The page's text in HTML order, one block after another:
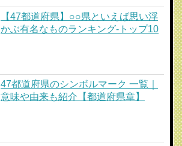
【47都道府県】○○県といえば思い浮
かぶ有名なものランキング-トップ10
47都道府県のシンボルマーク 一覧｜
意味や由来も紹介【都道府県章】